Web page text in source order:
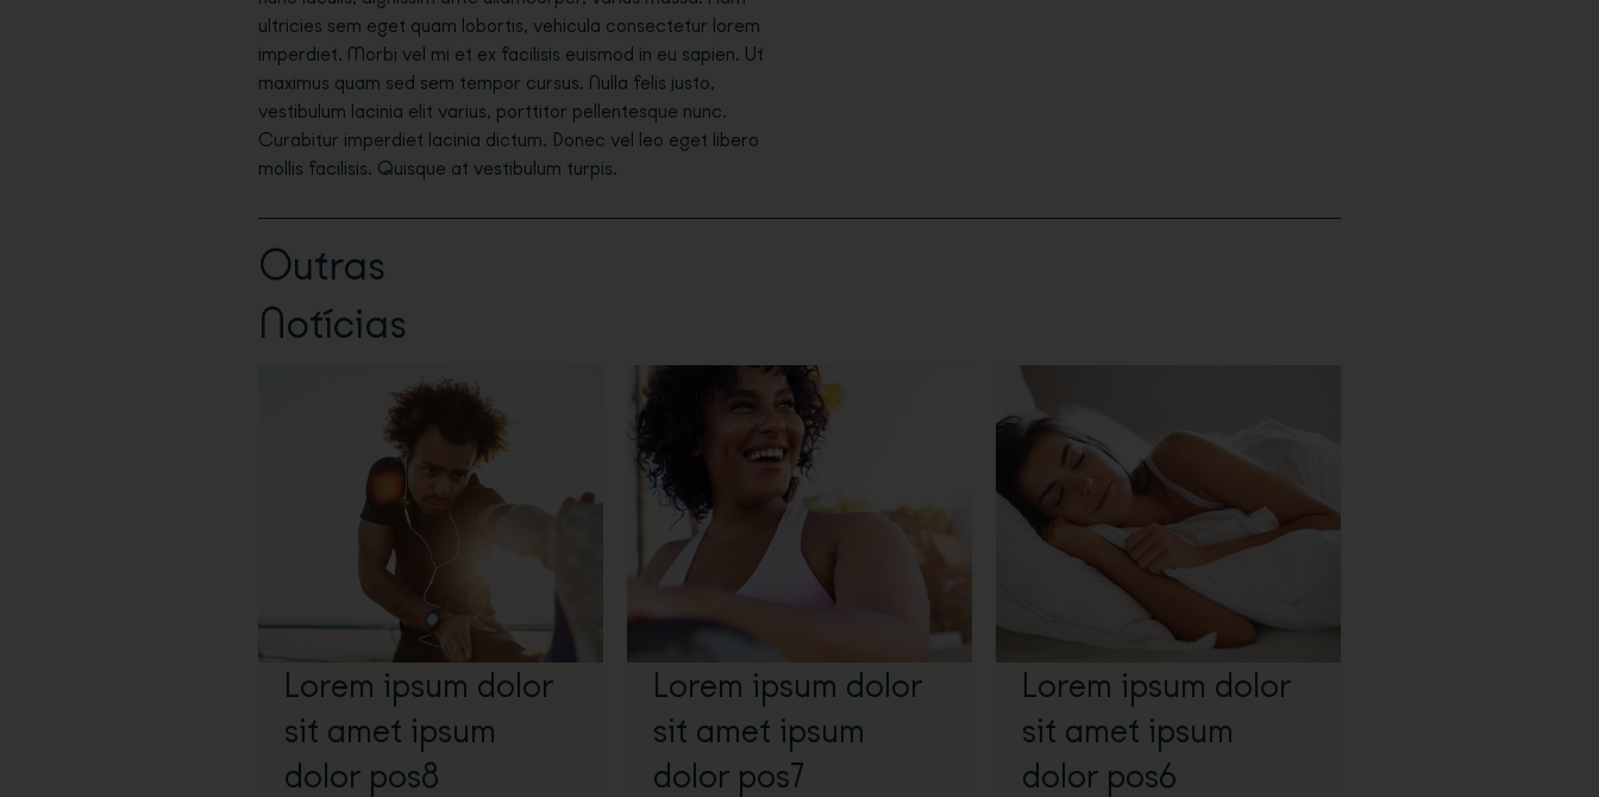
ultricies sem eget quam lobortis, vehicula consectetur lorem
imperdiet. Morbi vel mi et ex facilisis euismod in eu sapien. Ut
maximus quam sed sem tempor cursus. Nulla felis justo,
vestibulum lacinia elit varius, porttitor pellentesque nunc.
Curabitur imperdiet lacinia dictum. Donec vel leo eget libero
mollis facilisis. Quisque at vestibulum turpis.
Outras
Notícias
Lorem ipsum dolor
sit amet ipsum
dolor pos8
Lorem ipsum dolor
sit amet ipsum
dolor pos7
Lorem ipsum dolor
sit amet ipsum
dolor pos6